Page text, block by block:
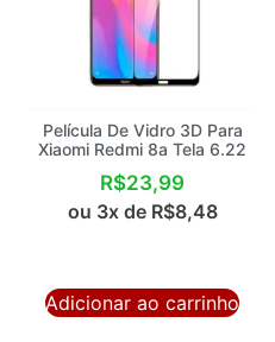
Película De Vidro 3D Para
Xiaomi Redmi 8a Tela 6.22
R$23,99
ou 3x de R$8,48
Adicionar ao carrinho